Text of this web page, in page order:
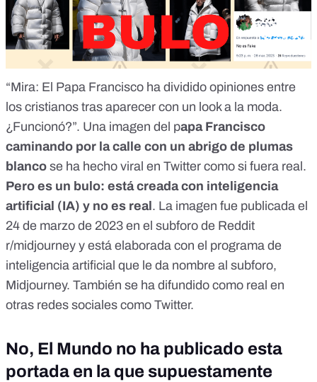
“Mira: El Papa Francisco ha dividido opiniones entre
los cristianos tras aparecer con un look a la moda.
¿Funcionó?”. Una imagen del papa Francisco
caminando por la calle con un abrigo de plumas
blanco se ha hecho viral en Twitter como si fuera real .
Pero es un bulo: está creada con inteligencia
artificial (IA) y no es real . La imagen fue publicada el
24 de marzo de 2023 en el subforo de Reddit
r/midjourney y está elaborada con el programa de
inteligencia artificial que le da nombre al subforo,
Midjourney. También se ha difundido como real en
otras redes sociales como Twitter.
No, El Mundo no ha publicado esta
portada en la que supuestamente